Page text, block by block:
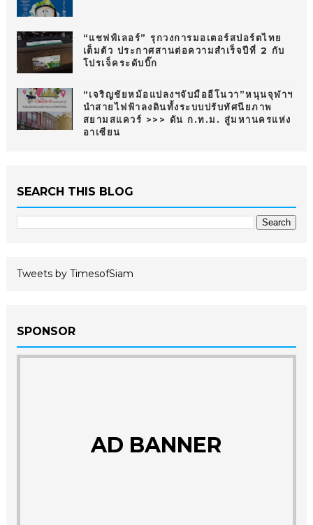
“แชฟฟ์เลอร์” รุกวงการมอเตอร์สปอร์ตไทย
เต็มตัว ประกาศสานต่อความสำเร็จปีที่ 2 กับ
โปรเจ็คระดับบิ๊ก
“เจริญชัยหม้อแปลงฯจับมืออีโนวา”หนุนจุฬาฯ
นำสายไฟฟ้าลงดินทั้งระบบปรับทัศนียภาพ
สยามสแควร์ >>> ดัน ก.ท.ม. สู่มหานครแห่ง
อาเซียน
SEARCH THIS BLOG
Tweets by TimesofSiam
SPONSOR
AD BANNER